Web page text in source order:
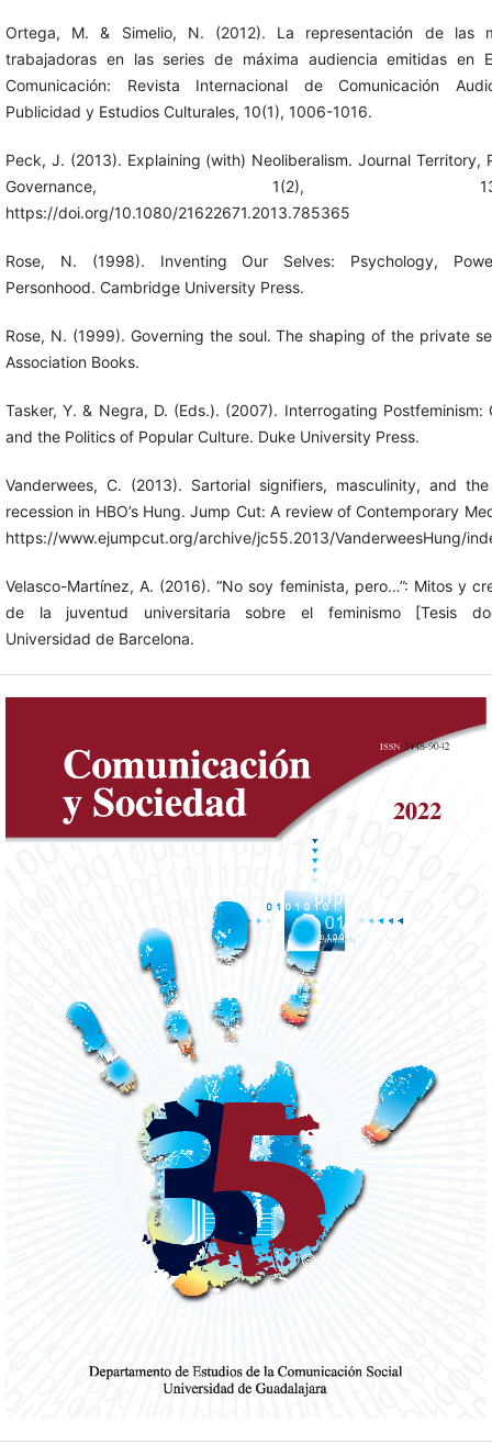
Ortega, M. & Simelio, N. (2012). La representación de las
trabajadoras en las series de máxima audiencia emitidas en
Comunicación: Revista Internacional de Comunicación
Publicidad y Estudios Culturales, 10(1), 1006-1016.
Peck, J. (2013). Explaining (with) Neoliberalism. Journal Territory,
Governance, 1(2), 132-
https://doi.org/10.1080/21622671.2013.785365
Rose, N. (1998). Inventing Our Selves: Psychology,
Personhood. Cambridge University Press.
Rose, N. (1999). Governing the soul. The shaping of the private
Association Books.
Tasker, Y. & Negra, D. (Eds.). (2007). Interrogating Postfeminism:
and the Politics of Popular Culture. Duke University Press.
Vanderwees, C. (2013). Sartorial signifiers, masculinity, and
recession in HBO’s Hung. Jump Cut: A review of Contemporary
https://www.ejumpcut.org/archive/jc55.2013/VanderweesHung/
Velasco-Martínez, A. (2016). “No soy feminista, pero…”: Mitos y
de la juventud universitaria sobre el feminismo [Tesis
Universidad de Barcelona.